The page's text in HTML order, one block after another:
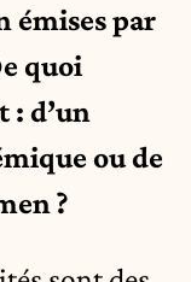
émises par
quoi
: d’un
ou de
?